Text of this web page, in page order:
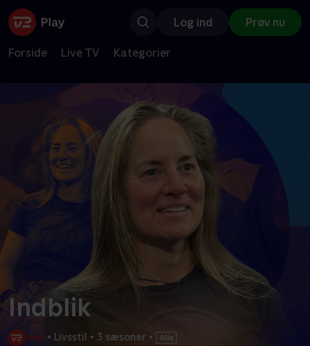
Log ind Prøv nu
Forside Live TV Kategorier
Indblik
• Livsstil • 3 sæsoner •